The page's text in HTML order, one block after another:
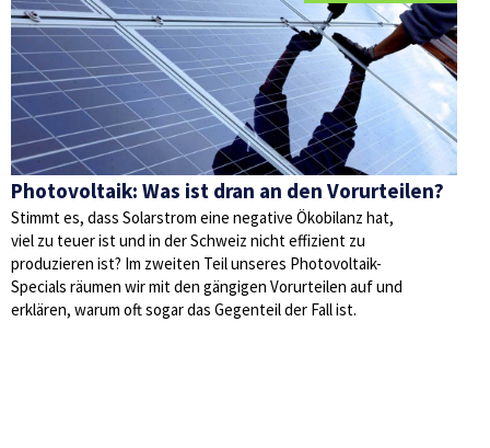
Photovoltaik: Was ist dran an den Vorurteilen?
Stimmt es, dass Solarstrom eine negative Ökobilanz hat,
viel zu teuer ist und in der Schweiz nicht effizient zu
produzieren ist? Im zweiten Teil unseres Photovoltaik-
Specials räumen wir mit den gängigen Vorurteilen auf und
erklären, warum oft sogar das Gegenteil der Fall ist.